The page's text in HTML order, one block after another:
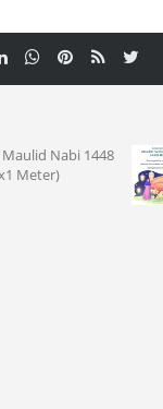
15
2026